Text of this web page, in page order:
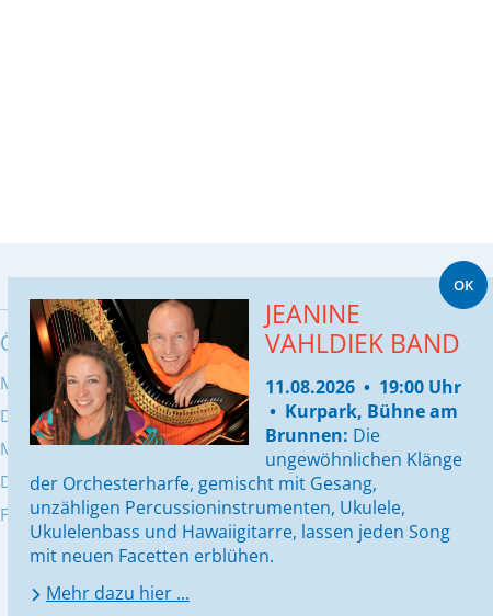
ÖFFNUNGSZEITEN BÜRGERBÜRO
Montag:
8:00 - 12:00 Uhr & 13:00 - 16:00
Dienstag:
8:00 - 12:00 & 13:00 - 17:30 Uhr
Mittwoch:
geschlossen
Donnerstag:
8:00 - 12:00 & 13:00 - 16:00Uhr
Freitag:
8:00 - 13:00 Uhr
JEANINE
VAHLDIEK BAND
11.08.2026 • 19:00 Uhr
• Kurpark, Bühne am
Brunnen: Die
ungewöhnlichen Klänge
der Orchesterharfe, gemischt mit Gesang,
unzähligen Percussioninstrumenten, Ukulele,
Ukulelenbass und Hawaiigitarre, lassen jeden Song
mit neuen Facetten erblühen.
Mehr dazu hier ...
OK